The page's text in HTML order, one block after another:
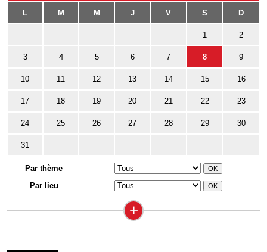
L M M J V S D
1 2
3 4 5 6 7 8 9
10 11 12 13 14 15 16
17 18 19 20 21 22 23
24 25 26 27 28 29 30
31
Par thème
Par lieu
+